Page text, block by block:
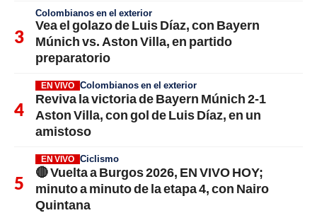
Colombianos en el exterior
Vea el golazo de Luis Díaz, con Bayern
Múnich vs. Aston Villa, en partido
preparatorio
EN VIVO Colombianos en el exterior
Reviva la victoria de Bayern Múnich 2-1
Aston Villa, con gol de Luis Díaz, en un
amistoso
EN VIVO Ciclismo
🔴 Vuelta a Burgos 2026, EN VIVO HOY;
minuto a minuto de la etapa 4, con Nairo
Quintana